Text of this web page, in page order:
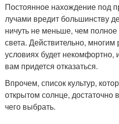
Постоянное нахождение под
лучами вредит большинству
ничуть не меньше, чем полное
света. Действительно, многим
условиях будет некомфортно,
вам придется отказаться.
Впрочем, список культур,
открытом солнце, достаточно
чего выбрать.